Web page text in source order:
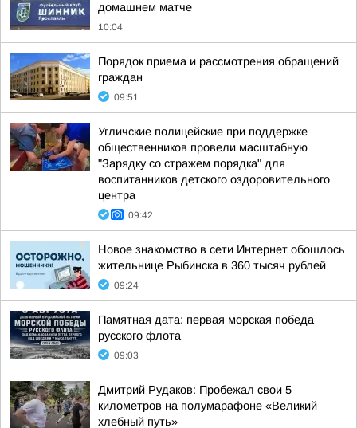
домашнем матче
10:04
Порядок приема и рассмотрения обращений
граждан
09:51
Угличские полицейские при поддержке
общественников провели масштабную
"Зарядку со стражем порядка" для
воспитанников детского оздоровительного
центра
09:42
Новое знакомство в сети Интернет обошлось
жительнице Рыбинска в 360 тысяч рублей
09:24
Памятная дата: первая морская победа
русского флота
09:03
Дмитрий Рудаков: Пробежал свои 5
километров на полумарафоне «Великий
хлебный путь»